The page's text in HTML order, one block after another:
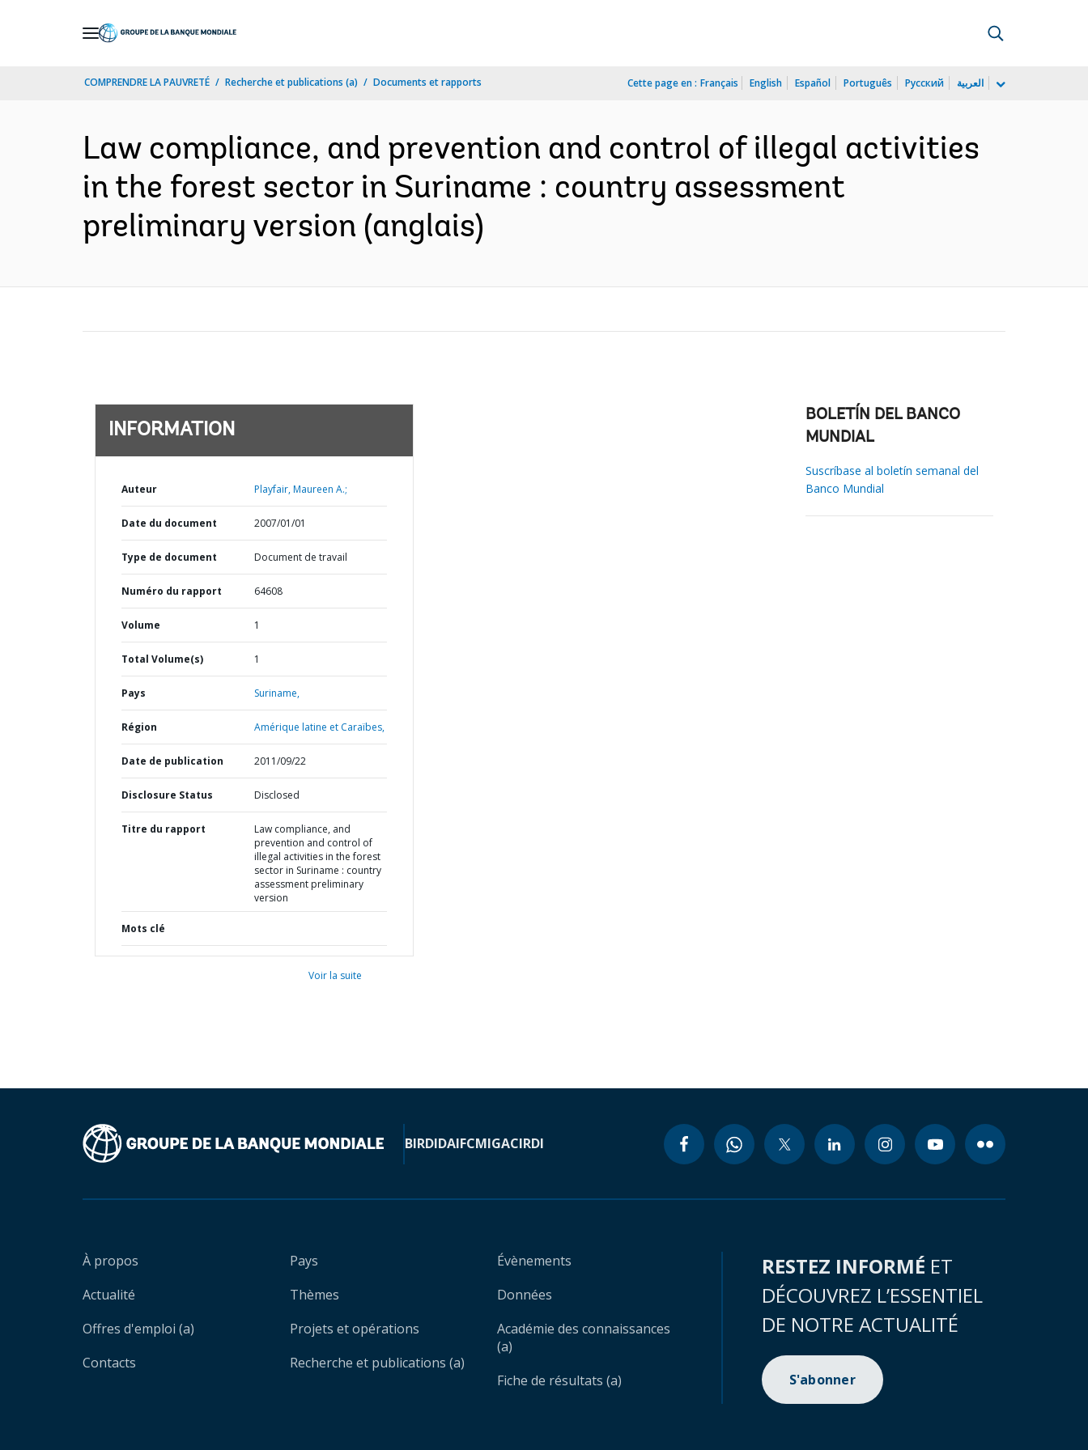
COMPRENDRE LA PAUVRETÉ Recherche et publications (a) Documents et rapports Cette page en : Français English Español Português Русский العربية
Law compliance, and prevention and control of illegal activities
in the forest sector in Suriname : country assessment
preliminary version (anglais)
INFORMATION
Auteur Playfair, Maureen A.;
Date du document 2007/01/01
Type de document Document de travail
Numéro du rapport 64608
Volume 1
Total Volume(s) 1
Pays Suriname,
Région Amérique latine et Caraïbes,
Date de publication 2011/09/22
Disclosure Status Disclosed
Titre du rapport
Law compliance, and
prevention and control of
illegal activities in the forest
sector in Suriname : country
assessment preliminary
version
Mots clé
Voir la suite
BOLETÍN DEL BANCO
MUNDIAL
Suscríbase al boletín semanal del
Banco Mundial
BIRDIDAIFCMIGACIRDI
À propos
Actualité
Offres d'emploi (a)
Contacts
Pays
Thèmes
Projets et opérations
Recherche et publications (a)
Évènements
Données
Académie des connaissances
(a)
Fiche de résultats (a)
RESTEZ INFORMÉ ET
DÉCOUVREZ L’ESSENTIEL
DE NOTRE ACTUALITÉ
S'abonner